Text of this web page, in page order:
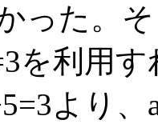
った。
を利用
より、